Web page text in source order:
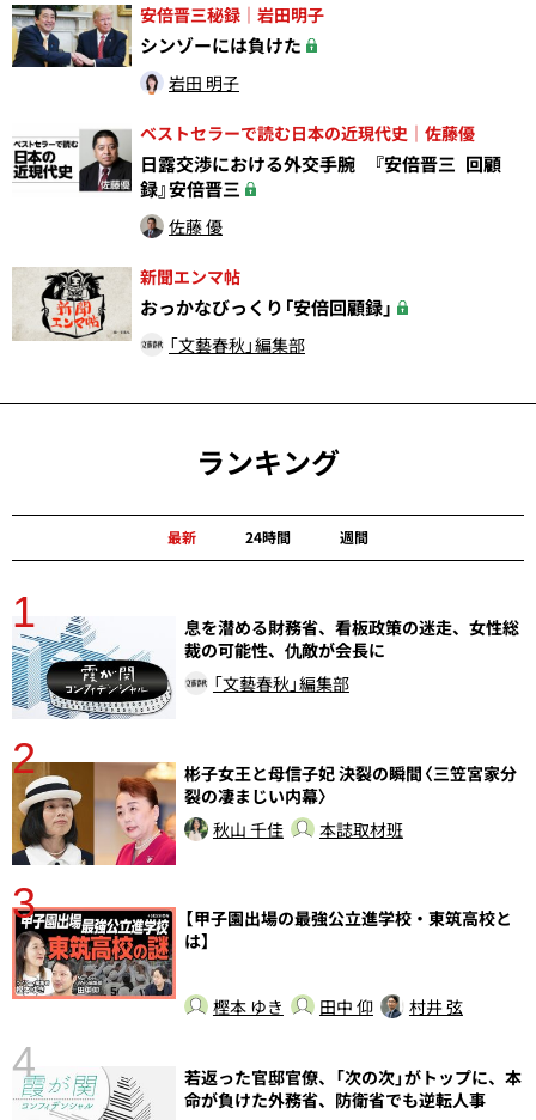
安倍晋三秘録｜岩田明子
シンゾーには負けた
岩田 明子
ベストセラーで読む日本の近現代史｜佐藤優
日露交渉における外交手腕 『安倍晋三 回顧
録』安倍晋三
佐藤 優
新聞エンマ帖
おっかなびっくり「安倍回顧録」
「文藝春秋」編集部
ランキング
最新 24時間 週間
1
息を潜める財務省、看板政策の迷走、女性総
裁の可能性、仇敵が会長に
「文藝春秋」編集部
2
彬子女王と母信子妃 決裂の瞬間〈三笠宮家分
裂の凄まじい内幕〉
秋山 千佳
本誌取材班
3
【甲子園出場の最強公立進学校・東筑高校と
は】
樫本 ゆき 田中 仰 村井 弦
4
若返った官邸官僚、「次の次」がトップに、本
命が負けた外務省、防衛省でも逆転人事